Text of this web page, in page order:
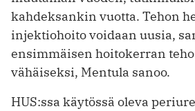
kahdeksankin vuotta. Tehon
injektiohoito voidaan uusia,
ensimmäisen hoitokerran
vähäiseksi, Mentula sanoo.
HUS:ssa käytössä oleva